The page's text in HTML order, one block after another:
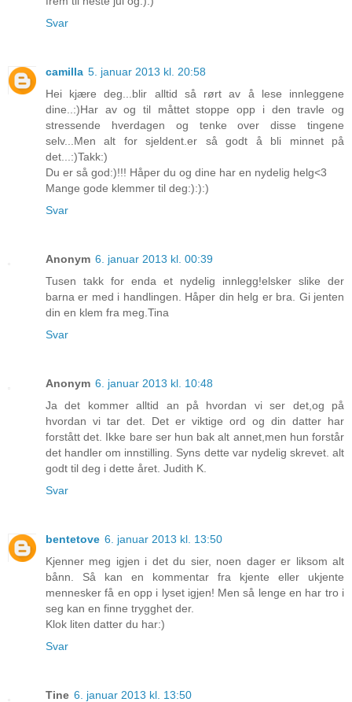
Svar
camilla 5. januar 2013 kl. 20:58
Hei kjære deg...blir alltid så rørt av å lese innleggene
dine..:)Har av og til måttet stoppe opp i den travle og
stressende hverdagen og tenke over disse tingene
selv...Men alt for sjeldent.er så godt å bli minnet på
det...:)Takk:)
Du er så god:)!!! Håper du og dine har en nydelig helg<3
Mange gode klemmer til deg:):):)
Svar
Anonym 6. januar 2013 kl. 00:39
Tusen takk for enda et nydelig innlegg!elsker slike der
barna er med i handlingen. Håper din helg er bra. Gi jenten
din en klem fra meg.Tina
Svar
Anonym 6. januar 2013 kl. 10:48
Ja det kommer alltid an på hvordan vi ser det,og på
hvordan vi tar det. Det er viktige ord og din datter har
forstått det. Ikke bare ser hun bak alt annet,men hun forstår
det handler om innstilling. Syns dette var nydelig skrevet. alt
godt til deg i dette året. Judith K.
Svar
bentetove 6. januar 2013 kl. 13:50
Kjenner meg igjen i det du sier, noen dager er liksom alt
bånn. Så kan en kommentar fra kjente eller ukjente
mennesker få en opp i lyset igjen! Men så lenge en har tro i
seg kan en finne trygghet der.
Klok liten datter du har:)
Svar
Tine 6. januar 2013 kl. 13:50